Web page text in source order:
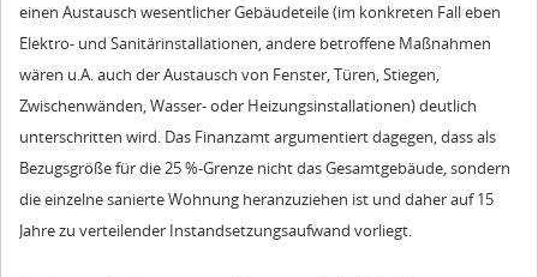
einen Austausch wesentlicher Gebäudeteile (im konkreten Fall eben
Elektro- und Sanitärinstallationen, andere betroffene Maßnahmen
wären u.A. auch der Austausch von Fenster, Türen, Stiegen,
Zwischenwänden, Wasser- oder Heizungsinstallationen) deutlich
unterschritten wird. Das Finanzamt argumentiert dagegen, dass als
Bezugsgröße für die 25 %-Grenze nicht das Gesamtgebäude, sondern
die einzelne sanierte Wohnung heranzuziehen ist und daher auf 15
Jahre zu verteilender Instandsetzungsaufwand vorliegt.